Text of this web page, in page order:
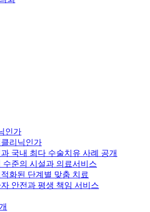
인가
리닉인가
국내 최다 수술치유 사례 공개
수준의 시설과 의료서비스
화된 단계별 맞춤 치료
안전과 평생 책임 서비스